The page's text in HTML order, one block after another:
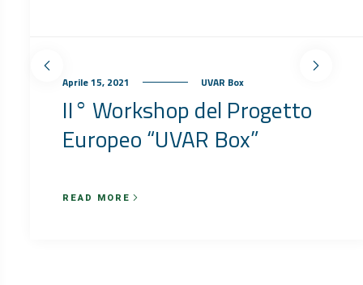
Aprile 15, 2021
II° Workshop del Progetto
Europeo “UVAR Box”